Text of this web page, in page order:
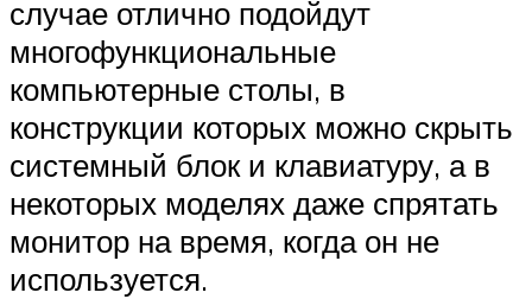
случае отлично подойдут
многофункциональные
компьютерные столы, в
конструкции которых можно скрыть
системный блок и клавиатуру, а в
некоторых моделях даже спрятать
монитор на время, когда он не
используется.